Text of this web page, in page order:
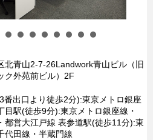
ビス
受付（有人）
料）
件 241 プラン
条件で検索
北青山2-7-26Landwork青山ビル（旧
ク外苑前ビル）2F
番出口より徒歩2分):東京メトロ銀座
目駅(徒歩9分):東京メトロ銀座線・
都営大江戸線 表参道駅(徒歩11分):東
代田線・半蔵門線